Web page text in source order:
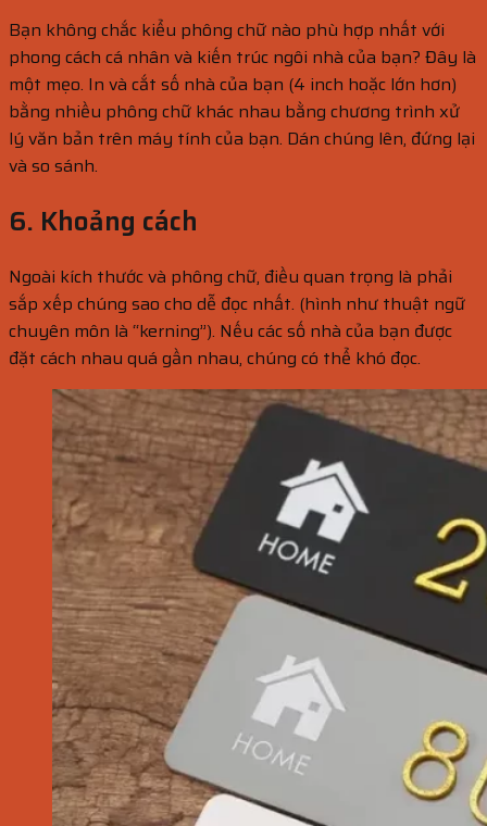
Bạn không chắc kiểu phông chữ nào phù hợp nhất với
phong cách cá nhân và kiến ​​trúc ngôi nhà của bạn? Đây là
một mẹo. In và cắt số nhà của bạn (4 inch hoặc lớn hơn)
bằng nhiều phông chữ khác nhau bằng chương trình xử
lý văn bản trên máy tính của bạn. Dán chúng lên, đứng lại
và so sánh.
6. Khoảng cách
Ngoài kích thước và phông chữ, điều quan trọng là phải
sắp xếp chúng sao cho dễ đọc nhất. (hình như thuật ngữ
chuyên môn là “kerning”). Nếu các số nhà của bạn được
đặt cách nhau quá gần nhau, chúng có thể khó đọc.